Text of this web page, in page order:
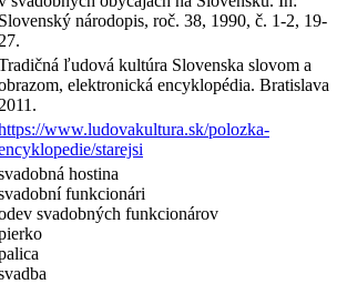
Slovenský národopis, roč. 38, 1990, č. 1-2, 19-
27.
ľudová kultúra Slovenska slovom a
elektronická encyklopédia. Bratislava
2011.
www.ludovakultura.sk/polozka-
starejsi
hostina
funkcionári
svadobných funkcionárov